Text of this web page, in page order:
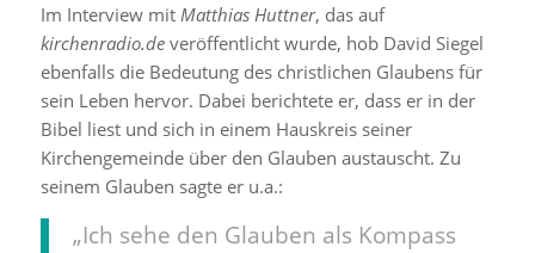
Im Interview mit Matthias Huttner, das auf
kirchenradio.deveröffentlicht wurde, hob David Siegel
ebenfalls die Bedeutung des christlichen Glaubens für
sein Leben hervor. Dabei berichtete er, dass er in der
Bibel liest und sich in einem Hauskreis seiner
Kirchengemeinde über den Glauben austauscht. Zu
seinem Glauben sagte er u.a.:
„Ich sehe den Glauben als Kompass